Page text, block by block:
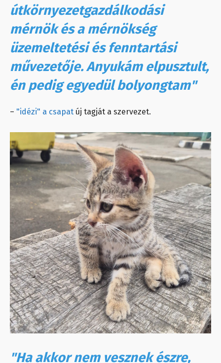
útkörnyezetgazdálkodási
mérnök és a mérnökség
üzemeltetési és fenntartási
művezetője. Anyukám elpusztult,
én pedig egyedül bolyongtam"
– "idézi" a csapat új tagját a szervezet.
"Ha akkor nem vesznek észre,